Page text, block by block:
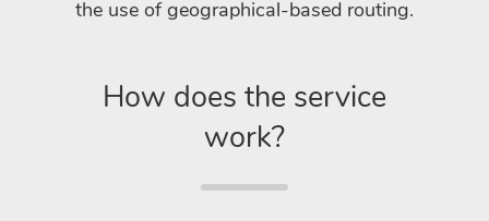
the use of geographical-based routing.
How does the service
work?